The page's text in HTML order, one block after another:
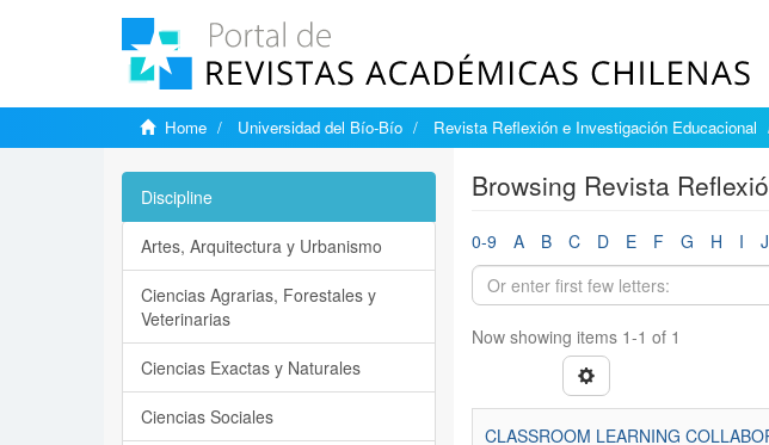
Home Universidad del Bío-Bío Revista Reflexión e Investigación Educacional
Browsing Revista
0-9 A B C D E F G H I J
Now showing items 1-1 of 1
CLASSROOM LEARNING
Discipline
Artes, Arquitectura y Urbanismo
Ciencias Agrarias, Forestales y
Veterinarias
Ciencias Exactas y Naturales
Ciencias Sociales